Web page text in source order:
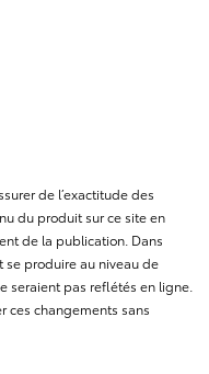
de l’exactitude des
du produit sur ce site en
de la publication. Dans
se produire au niveau de
seraient pas reflétés en ligne.
ces changements sans